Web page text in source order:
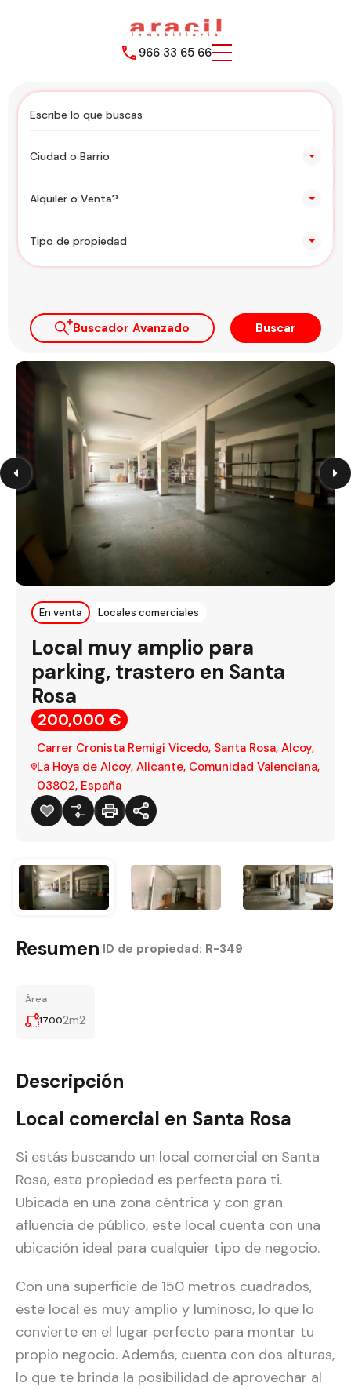
966 33 65 66
Ciudad o Barrio
Alquiler o Venta?
Tipo de propiedad
Buscador Avanzado Buscar
En venta Locales comerciales
Local muy amplio para
parking, trastero en Santa
Rosa
200,000 €
Carrer Cronista Remigi Vicedo, Santa Rosa, Alcoy,
La Hoya de Alcoy, Alicante, Comunidad Valenciana,
03802, España
Resumen ID de propiedad: R-349
Área
17002m2
Descripción
Local comercial en Santa Rosa
Si estás buscando un local comercial en Santa
Rosa, esta propiedad es perfecta para ti.
Ubicada en una zona céntrica y con gran
afluencia de público, este local cuenta con una
ubicación ideal para cualquier tipo de negocio.
Con una superficie de 150 metros cuadrados,
este local es muy amplio y luminoso, lo que lo
convierte en el lugar perfecto para montar tu
propio negocio. Además, cuenta con dos alturas,
lo que te brinda la posibilidad de aprovechar al